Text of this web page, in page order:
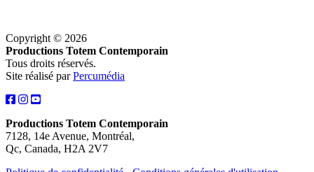
Copyright © 2026
Productions Totem Contemporain
Tous droits réservés.
Site réalisé parPercumédia
Productions Totem Contemporain
7128, 14e Avenue, Montréal,
Qc, Canada, H2A 2V7